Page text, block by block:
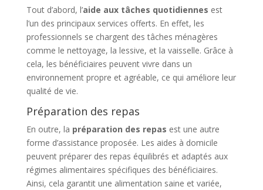
Tout d’abord, l’aide aux tâches quotidiennes est
l’un des principaux services offerts. En effet, les
professionnels se chargent des tâches ménagères
comme le nettoyage, la lessive, et la vaisselle. Grâce à
cela, les bénéficiaires peuvent vivre dans un
environnement propre et agréable, ce qui améliore leur
qualité de vie.
Préparation des repas
En outre, la préparation des repas est une autre
forme d’assistance proposée. Les aides à domicile
peuvent préparer des repas équilibrés et adaptés aux
régimes alimentaires spécifiques des bénéficiaires.
Ainsi, cela garantit une alimentation saine et variée,